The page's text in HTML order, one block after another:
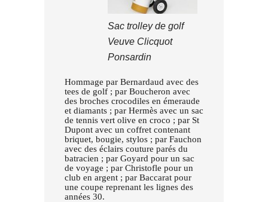
Sac trolley de golf
Veuve Clicquot
Ponsardin
Hommage par Bernardaud avec des
tees de golf ; par Boucheron avec
des broches crocodiles en émeraude
et diamants ; par Hermès avec un sac
de tennis vert olive en croco ; par St
Dupont avec un coffret contenant
briquet, bougie, stylos ; par Fauchon
avec des éclairs couture parés du
batracien ; par Goyard pour un sac
de voyage ; par Christofle pour un
club en argent ; par Baccarat pour
une coupe reprenant les lignes des
années 30.